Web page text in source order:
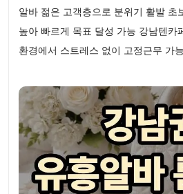
알바 젊은 고객층으로 분위기 활발 초
높아 빠르게 목표 달성 가능 강남텐카
환경에서 스트레스 없이 고정근무 가